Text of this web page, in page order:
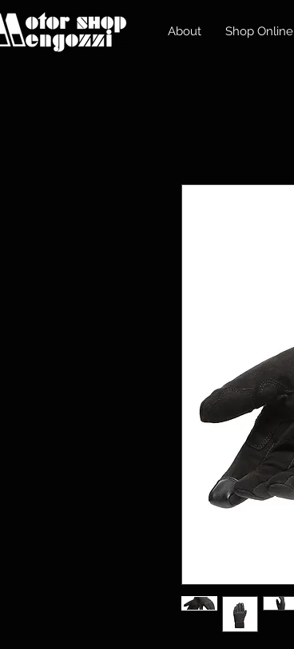
About Shop Online